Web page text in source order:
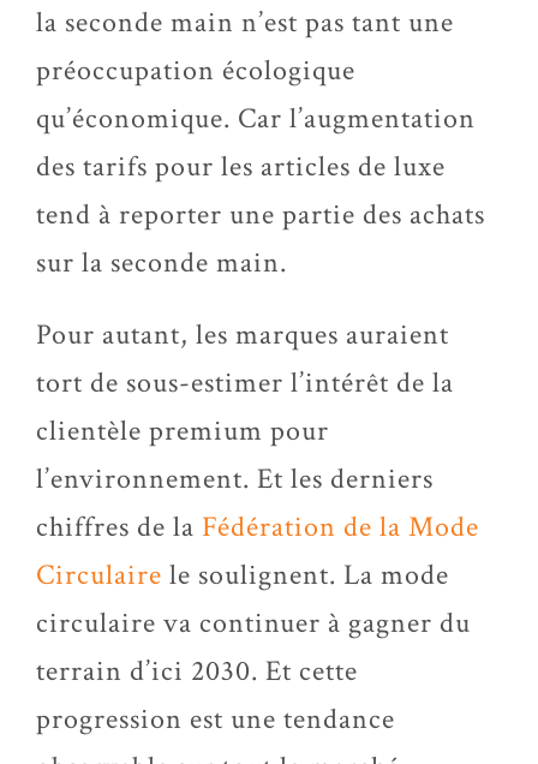
la seconde main n’est pas tant une
préoccupation écologique
qu’économique. Car l’augmentation
des tarifs pour les articles de luxe
tend à reporter une partie des achats
sur la seconde main.
Pour autant, les marques auraient
tort de sous-estimer l’intérêt de la
clientèle premium pour
l’environnement. Et les derniers
chiffres de la Fédération de la Mode
Circulaire le soulignent. La mode
circulaire va continuer à gagner du
terrain d’ici 2030. Et cette
progression est une tendance